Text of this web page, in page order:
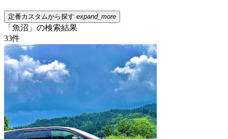
定番カスタムから探す expand_more
「魚沼」の検索結果
33件